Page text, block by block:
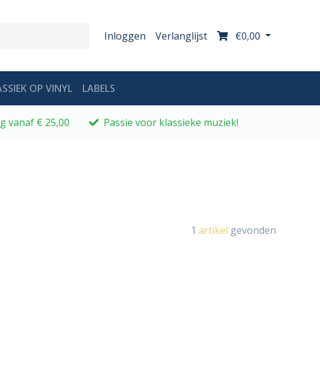
Inloggen Verlanglijst €0,00
OP VINYL LABELS
vanaf € 25,00 Passie voor klassieke muziek!
1 artikel gevonden